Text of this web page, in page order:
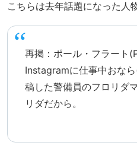
こちらは去年話題になった人
再掲：ポール・フラート
Instagramに仕事中おな
稿した警備員のフロリダ
リダだから。